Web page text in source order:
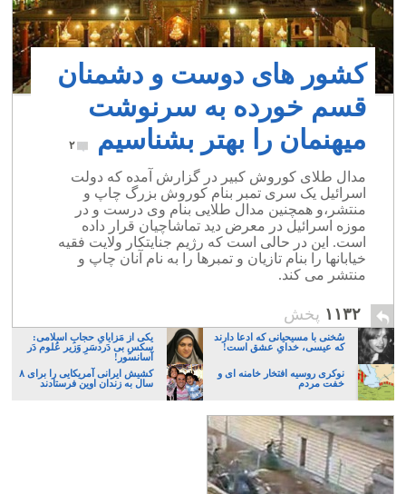
کشور های دوست و دشمنان
قسم خورده به سرنوشت
میهنمان را بهتر بشناسیم
۲
مدال طلای کوروش کبیر در گزارش آمده که دولت
اسرائیل یک سری تمبر بنام کوروش بزرگ چاپ و
منتشر،و همچنین مدال طلایی بنام وی درست و در
موزه اسرائیل در معرض دید تماشاچیان قرار داده
است. این در حالی است که رژیم جنایتکار ولایت فقیه
خیابانها را بنام تازیان و تمبرها را به نام آنان چاپ و
منتشر می کند.
۱۱۳۲ پخش
سُخنی با مسیحیانی که ادعا دارند
که عیسی، خدایِ عشق است!
یکی از مَزایایِ حجابِ اسلامی:
سکسِ بی دَردسَرِ وَزیر عُلوم دَر
آسانسور!
نوکری روسیه افتخار خامنه ای و
خفت مردم
کشیش ایرانی آمریکایی را برای ۸
سال به زندان اوین فرستادند